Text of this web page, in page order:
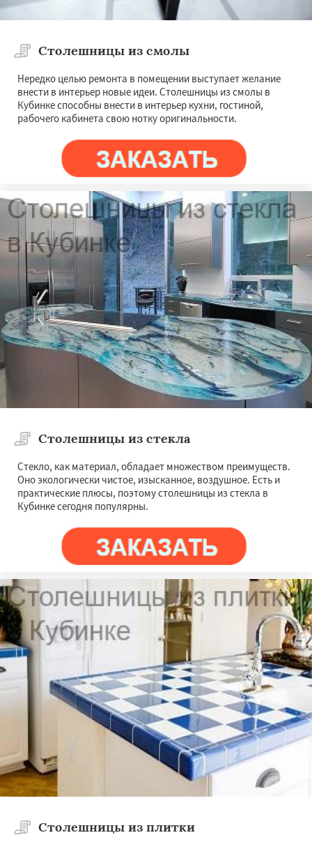
Столешницы из смолы
Нередко целью ремонта в помещении выступает желание
внести в интерьер новые идеи. Столешницы из смолы в
Кубинке способны внести в интерьер кухни, гостиной,
рабочего кабинета свою нотку оригинальности.
Столешницы из стекла
Стекло, как материал, обладает множеством преимуществ.
Оно экологически чистое, изысканное, воздушное. Есть и
практические плюсы, поэтому столешницы из стекла в
Кубинке сегодня популярны.
Столешницы из плитки